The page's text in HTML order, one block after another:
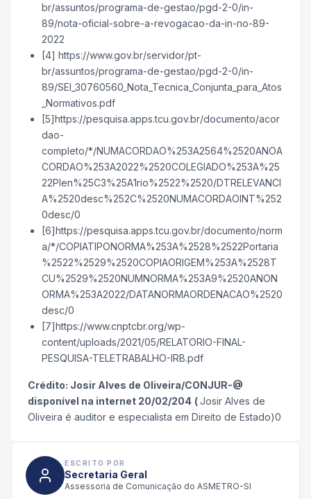
br/assuntos/programa-de-gestao/pgd-2-0/in-
89/nota-oficial-sobre-a-revogacao-da-in-no-89-
2022
[4] https://www.gov.br/servidor/pt-
br/assuntos/programa-de-gestao/pgd-2-0/in-
89/SEI_30760560_Nota_Tecnica_Conjunta_para_Atos
_Normativos.pdf
[5]https://pesquisa.apps.tcu.gov.br/documento/acor
dao-
completo/*/NUMACORDAO%253A2564%2520ANOA
CORDAO%253A2022%2520COLEGIADO%253A%25
22Plen%25C3%25A1rio%2522%2520/DTRELEVANCI
A%2520desc%252C%2520NUMACORDAOINT%252
0desc/0
[6]https://pesquisa.apps.tcu.gov.br/documento/norm
a/*/COPIATIPONORMA%253A%2528%2522Portaria
%2522%2529%2520COPIAORIGEM%253A%2528T
CU%2529%2520NUMNORMA%253A9%2520ANON
ORMA%253A2022/DATANORMAORDENACAO%2520
desc/0
[7]https://www.cnptcbr.org/wp-
content/uploads/2021/05/RELATORIO-FINAL-
PESQUISA-TELETRABALHO-IRB.pdf
Crédito: Josir Alves de Oliveira/CONJUR-@
disponível na internet 20/02/204 (Josir Alves de
Oliveira é auditor e especialista em Direito de Estado)0
ESCRITO POR
Secretaria Geral
Assessoria de Comunicação do ASMETRO-SI